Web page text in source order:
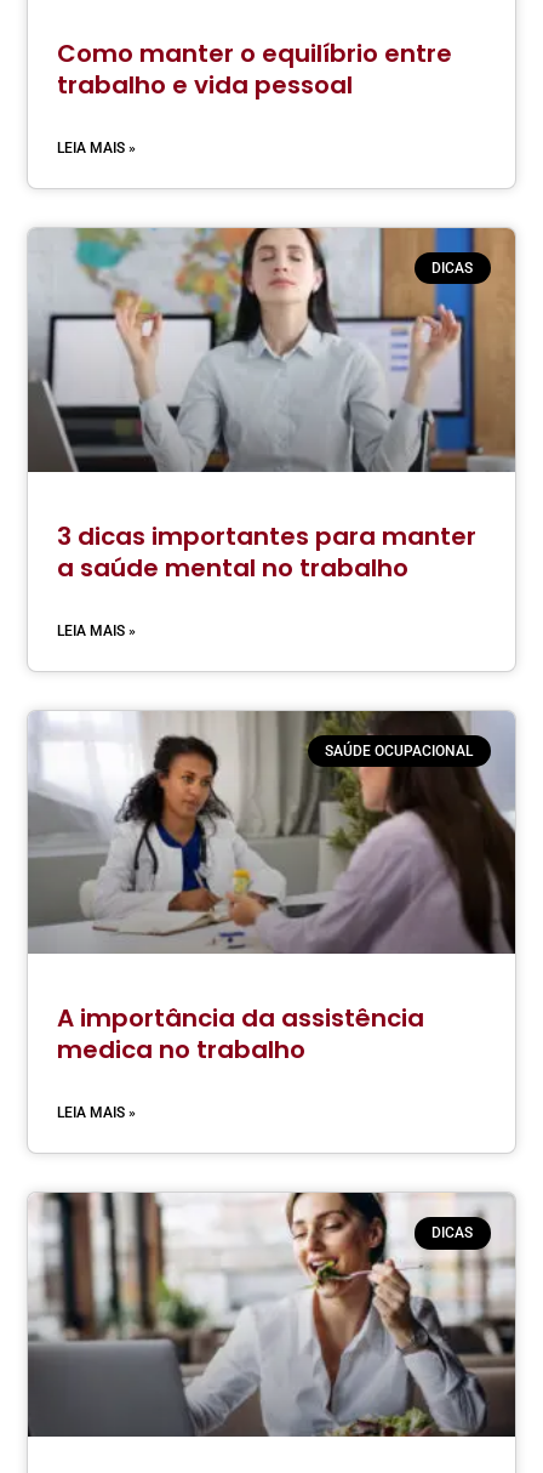
Como manter o equilíbrio entre
trabalho e vida pessoal
LEIA MAIS »
DICAS
3 dicas importantes para manter
a saúde mental no trabalho
LEIA MAIS »
SAÚDE OCUPACIONAL
A importância da assistência
medica no trabalho
LEIA MAIS »
DICAS